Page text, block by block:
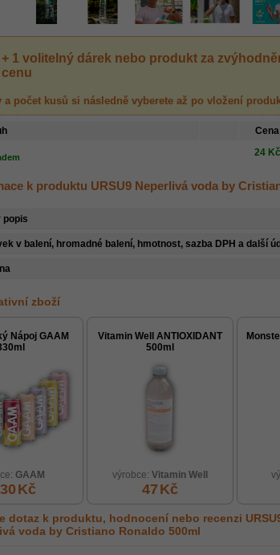
+ 1 volitelný dárek nebo produkt za
cenu
a počet kusů si následně vyberete až po vložení
Cena
24 Kč
k produktu URSU9 Neperlivá voda by
popis
v balení, hromadné balení, hmotnost, sazba DPH a další
zboží
Nápoj GAAM
GAAM
30 Kč
Vitamin Well ANTIOXIDANT
500ml
výrobce: Vitamin Well
47 Kč
dotaz k produktu, hodnocení nebo recenzi
voda by Cristiano Ronaldo 500ml